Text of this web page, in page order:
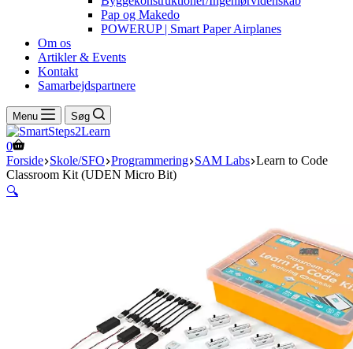
Pap og Makedo
POWERUP | Smart Paper Airplanes
Om os
Artikler & Events
Kontakt
Samarbejdspartnere
Menu Søg
Indkøbskurv
0
Forside Skole/SFO Programmering SAM Labs Learn to Code
Classroom Kit (UDEN Micro Bit)
🔍